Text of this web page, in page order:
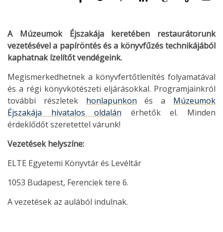
A Múzeumok Éjszakája keretében restaurátorunk
vezetésével a papíröntés és a könyvfűzés technikájából
kaphatnak ízelítőt vendégeink.
Megismerkedhetnek a könyvfertőtlenítés folyamatával
és a régi könyvkötészeti eljárásokkal. Programjainkról
további részletek honlapunkon és a Múzeumok
Éjszakája hivatalos oldalán érhetők el. Minden
érdeklődőt szeretettel várunk!
Vezetések helyszíne:
ELTE Egyetemi Könyvtár és Levéltár
1053 Budapest, Ferenciek tere 6.
A vezetések az aulából indulnak.